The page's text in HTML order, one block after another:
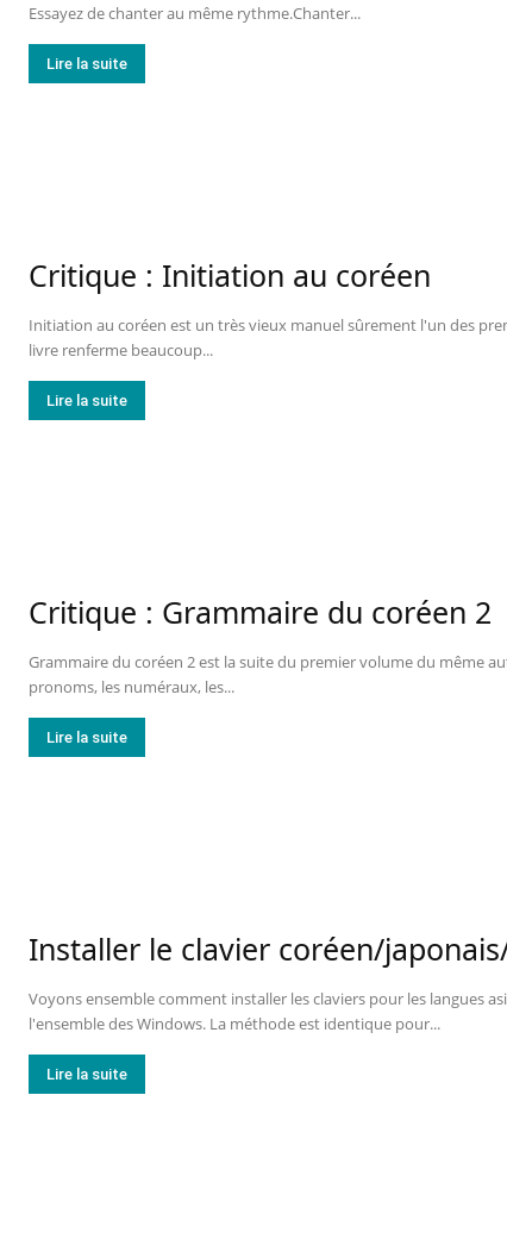
Essayez de chanter au même rythme.Chanter...
Lire la suite
Critique : Initiation au coréen
Initiation au coréen est un très vieux manuel sûrement l'un des
livre renferme beaucoup...
Lire la suite
Critique : Grammaire du coréen 2
Grammaire du coréen 2 est la suite du premier volume du même
pronoms, les numéraux, les...
Lire la suite
Installer le clavier coréen/
Voyons ensemble comment installer les claviers pour les langues
l'ensemble des Windows. La méthode est identique pour...
Lire la suite